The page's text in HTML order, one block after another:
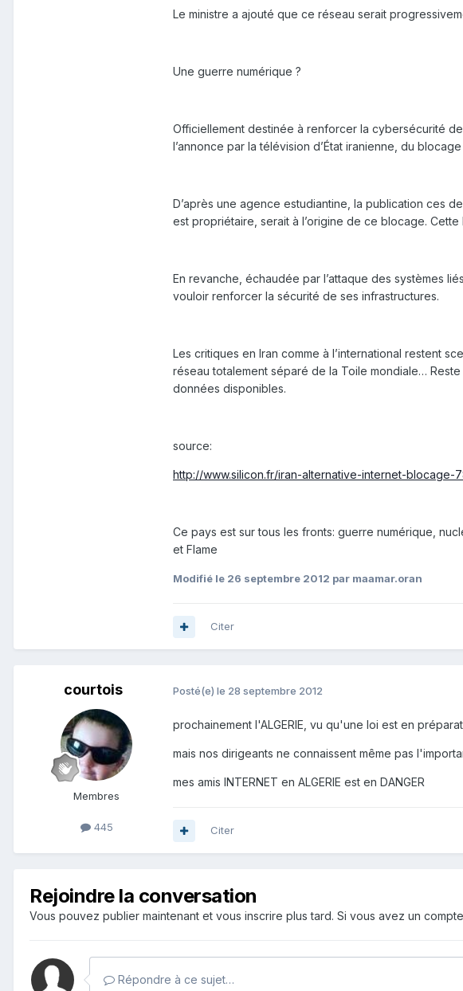
Le ministre a ajouté que ce réseau serait
Une guerre numérique ?
Officiellement destinée à renforcer la cybersécurité
l’annonce par la télévision d’État iranienne, du
D’après une agence estudiantine, la publication ces
est propriétaire, serait à l’origine de ce blocage.
En revanche, échaudée par l’attaque des systèmes
vouloir renforcer la sécurité de ses infrastructures.
Les critiques en Iran comme à l’international restent
réseau totalement séparé de la Toile mondiale…
données disponibles.
source:
http://www.silicon.fr/iran-alternative-internet-blocage-
Ce pays est sur tous les fronts: guerre numérique,
et Flame
Modifié le 26 septembre 2012 par maamar.oran
Citer
courtois
Membres
445
Posté(e) le 28 septembre 2012
prochainement l'ALGERIE, vu qu'une loi est en
mais nos dirigeants ne connaissent même pas
mes amis INTERNET en ALGERIE est en DANGER
Citer
Rejoindre la conversation
Vous pouvez publier maintenant et vous inscrire plus tard. Si vous avez un compte,
Répondre à ce sujet…